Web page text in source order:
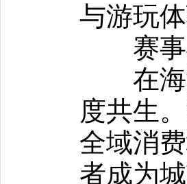
与游玩体
赛事
在海
度共生
全域消
者成为